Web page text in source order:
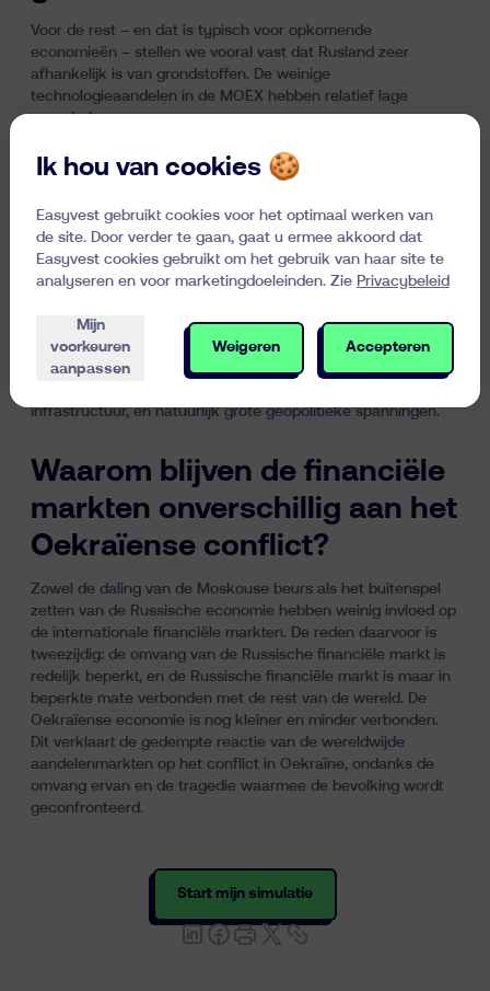
Voor de rest – en dat is typisch voor opkomende
economieën – stellen we vooral vast dat Rusland zeer
afhankelijk is van grondstoffen. De weinige
technologieaandelen in de MOEX hebben relatief lage
waarderingen.
Hoog risico, lage
waarderingen
Naast de omvang van de economie weegt natuurlijk ook het
aan Rusland verbonden risico door op de beurskapitalisatie
economieën kennen per definitie vaak een hoger
landenrisico dan ontwikkelde economieën. Voor Rusland
weerspiegelt dit risico de vele uitdagingen waarmee het land
infrastructuur, en natuurlijk grote geopolitieke spanningen.
Waarom blijven de financiële
markten onverschillig aan het
Oekraïense conflict?
Zowel de daling van de Moskouse beurs als het buitenspel
zetten van de Russische economie hebben weinig invloed op
de internationale financiële markten. De reden daarvoor is
tweezijdig: de omvang van de Russische financiële markt is
redelijk beperkt, en de Russische financiële markt is maar in
beperkte mate verbonden met de rest van de wereld. De
Oekraïense economie is nog kleiner en minder verbonden.
Dit verklaart de gedempte reactie van de wereldwijde
aandelenmarkten op het conflict in Oekraïne, ondanks de
omvang ervan en de tragedie waarmee de bevolking wordt
geconfronteerd.
Start mijn simulatie
Ik hou van cookies 🍪
Easyvest gebruikt cookies voor het optimaal werken van
de site. Door verder te gaan, gaat u ermee akkoord dat
Easyvest cookies gebruikt om het gebruik van haar site te
analyseren en voor marketingdoeleinden. Zie Privacybeleid
Mijn
voorkeuren
aanpassen
Weigeren Accepteren